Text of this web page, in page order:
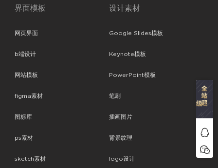
界面模板
网页界面
b端设计
网站模板
figma素材
图标库
ps素材
sketch素材
设计素材
Google Slides模板
Keynote模板
PowerPoint模板
笔刷
插画图片
背景纹理
logo设计